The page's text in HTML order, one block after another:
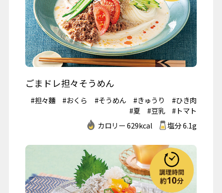
ごまドレ担々そうめん
#担々麵 #おくら #そうめん #きゅうり
#ひき肉
#夏
#豆乳
#トマト
カロリー 629kcal
塩分 6.1g